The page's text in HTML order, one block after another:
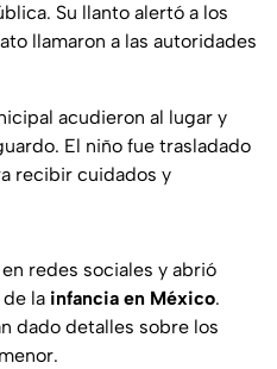
Su llanto alertó a los
llamaron a las autoridades
acudieron al lugar y
El niño fue trasladado
recibir cuidados y
redes sociales y abrió
la infancia en México.
dado detalles sobre los